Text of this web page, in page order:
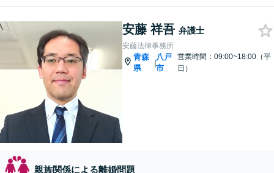
安藤 祥吾 弁護士
安藤法律事務所
青森
県
|
八戸
市
営業時間：09:00~18:00（平
日）
親族関係による離婚問題